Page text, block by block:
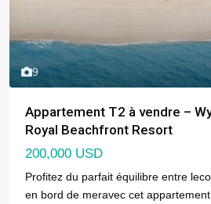
9
Appartement T2 à vendre –
Royal Beachfront Resort
200,000 USD
Profitez du parfait équilibre entre
en bord de meravec cet